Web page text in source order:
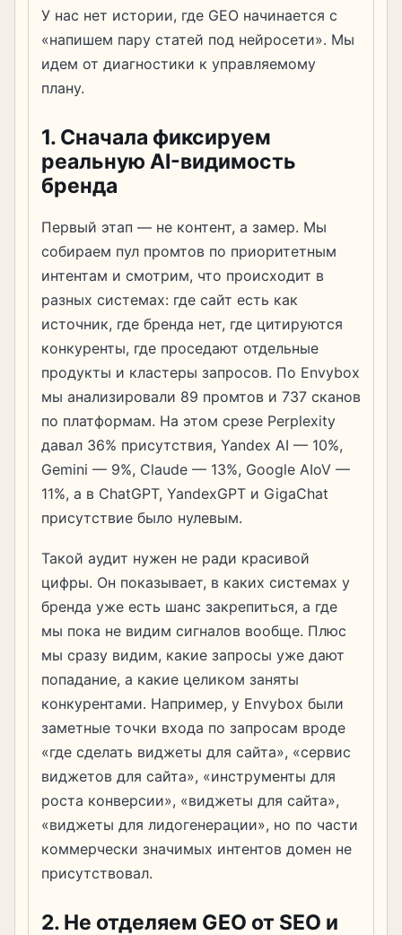
У нас нет истории, где GEO начинается с
«напишем пару статей под нейросети». Мы
идем от диагностики к управляемому
плану.
1. Сначала фиксируем
реальную AI-видимость
бренда
Первый этап — не контент, а замер. Мы
собираем пул промтов по приоритетным
интентам и смотрим, что происходит в
разных системах: где сайт есть как
источник, где бренда нет, где цитируются
конкуренты, где проседают отдельные
продукты и кластеры запросов. По Envybox
мы анализировали 89 промтов и 737 сканов
по платформам. На этом срезе Perplexity
давал 36% присутствия, Yandex AI — 10%,
Gemini — 9%, Claude — 13%, Google AIoV —
11%, а в ChatGPT, YandexGPT и GigaChat
присутствие было нулевым.
Такой аудит нужен не ради красивой
цифры. Он показывает, в каких системах у
бренда уже есть шанс закрепиться, а где
мы пока не видим сигналов вообще. Плюс
мы сразу видим, какие запросы уже дают
попадание, а какие целиком заняты
конкурентами. Например, у Envybox были
заметные точки входа по запросам вроде
«где сделать виджеты для сайта», «сервис
виджетов для сайта», «инструменты для
роста конверсии», «виджеты для сайта»,
«виджеты для лидогенерации», но по части
коммерчески значимых интентов домен не
присутствовал.
2. Не отделяем GEO от SEO и